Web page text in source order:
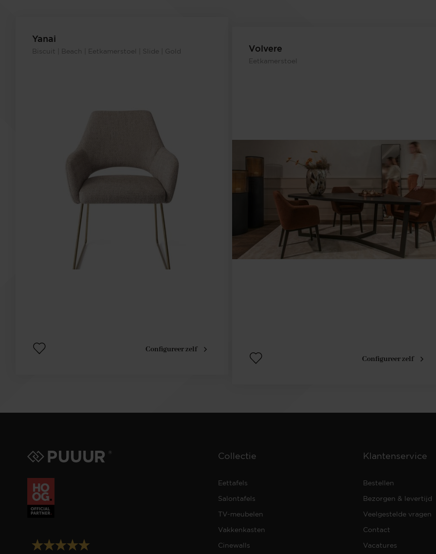
Yanai
Biscuit | Beach | Eetkamerstoel | Slide | Gold
Configureer zelf
Volvere
Eetkamerstoel
Configureer zelf
Collectie
Eettafels
Salontafels
TV-meubelen
Vakkenkasten
Cinewalls
Klantenservice
Bestellen
Bezorgen & levertijd
Veelgestelde vragen
Contact
Vacatures